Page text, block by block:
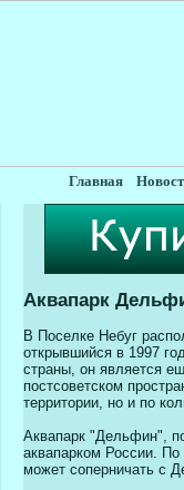
Главная
Аквапарк
В Поселке Небуг
открывшийся в 1997
страны, он является
постсоветском
территории, но и по
Аквапарк "Дельфин",
аквапарком России. По
может соперничать с